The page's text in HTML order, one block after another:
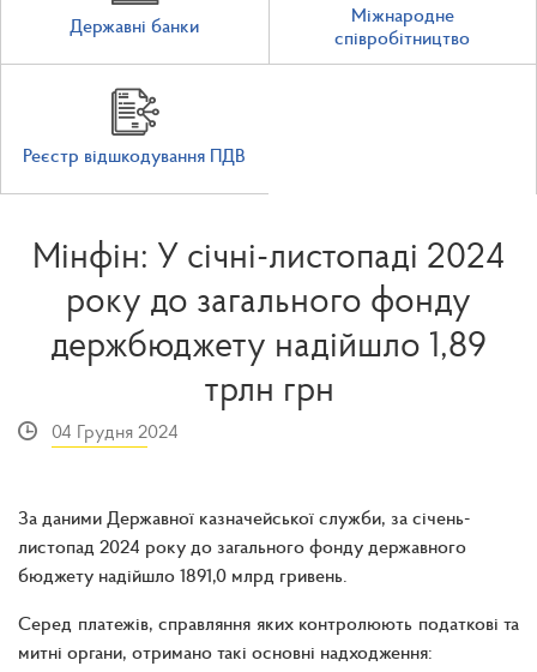
Державні банки
Міжнародне
співробітництво
Реєстр відшкодування ПДВ
Мінфін: У січні-листопаді 2024
року до загального фонду
держбюджету надійшло 1,89
трлн грн
04 Грудня 2024
За даними Державної казначейської служби, за січень-
листопад 2024 року до загального фонду державного
бюджету надійшло 1891,0 млрд гривень.
Серед платежів, справляння яких контролюють податкові та
митні органи, отримано такі основні надходження: